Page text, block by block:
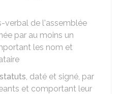
verbal de l'assemblée
par au moins un
les nom et
statuts, daté et signé, par
et comportant leur